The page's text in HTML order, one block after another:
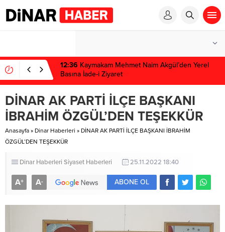
12:36 Kaymakam Mehmet Naim Akgül’den Yerel
Basına İade-i Ziyaret
DİNAR AK PARTİ İLÇE BAŞKANI
İBRAHİM ÖZGÜL’DEN TEŞEKKÜR
Anasayfa » Dinar Haberleri » DİNAR AK PARTİ İLÇE BAŞKANI İBRAHİM
ÖZGÜL’DEN TEŞEKKÜR
Dinar Haberleri Siyaset Haberleri 25.11.2022 18:40
A+ A- ABONE OL